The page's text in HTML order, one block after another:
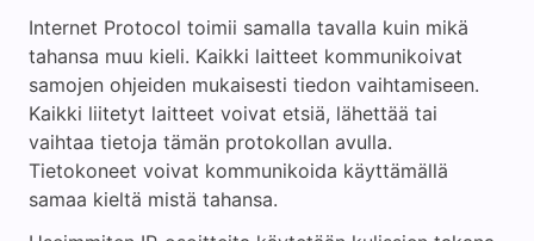
Internet Protocol toimii samalla tavalla kuin mikä
tahansa muu kieli. Kaikki laitteet kommunikoivat
samojen ohjeiden mukaisesti tiedon vaihtamiseen.
Kaikki liitetyt laitteet voivat etsiä, lähettää tai
vaihtaa tietoja tämän protokollan avulla.
Tietokoneet voivat kommunikoida käyttämällä
samaa kieltä mistä tahansa.